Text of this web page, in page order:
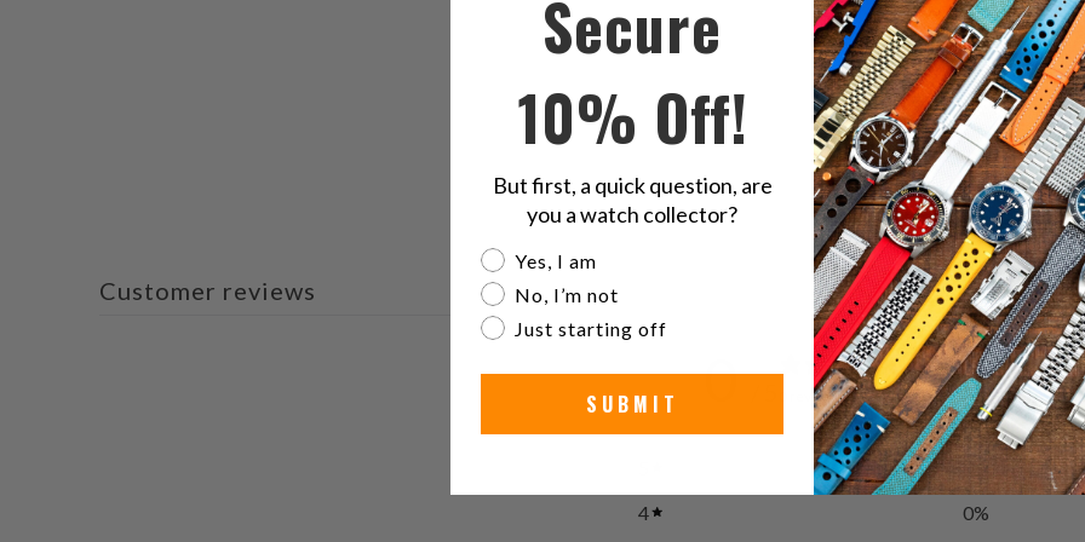
Customer reviews
0 0 reviews
0%
4
0%
Secure
10% Off!
But first, a quick question, are
you a watch collector?
Are you a watch collector?
Yes, I am
No, I’m not
Just starting off
SUBMIT